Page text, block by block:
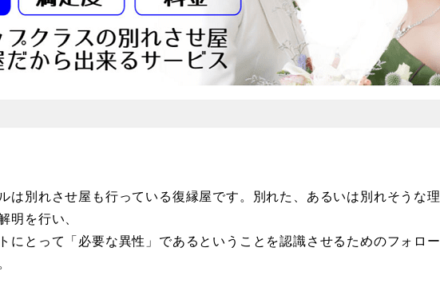
は別れさせ屋も行っている復縁屋です。別れた、あるいは別れそうな理
明を行い、
にとって「必要な異性」であるということを認識させるためのフォロー